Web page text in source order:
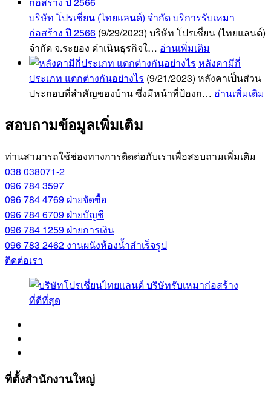
บริษัท โปรเชี่ยน (ไทยแลนด์) จำกัด บริการรับเหมา
ก่อสร้าง ปี 2566 (9/29/2023) บริษัท โปรเชี่ยน (ไทยแลนด์)
จำกัด จ.ระยอง ดำเนินธุรกิจใ… อ่านเพิ่มเติม
หลังคามีกี่
ประเภท แตกต่างกันอย่างไร (9/21/2023) หลังคาเป็นส่วน
ประกอบที่สําคัญของบ้าน ซึ่งมีหน้าที่ป้องก… อ่านเพิ่มเติม
สอบถามข้อมูลเพิ่มเติม
ท่านสามารถใช้ช่องทางการติดต่อกับเราเพื่อสอบถามเพิ่มเติม
038 038071-2
096 784 3597
096 784 4769 ฝ่ายจัดซื้อ
096 784 6709 ฝ่ายบัญชี
096 784 1259 ฝ่ายการเงิน
096 783 2462 งานผนังห้องน้ำสำเร็จรูป
ติดต่อเรา
ที่ตั้งสำนักงานใหญ่